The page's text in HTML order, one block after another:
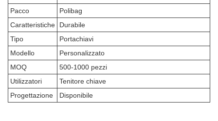
Pacco
Polibag
Caratteristiche
Durabile
Tipo
Portachiavi
Modello
Personalizzato
MOQ
500-1000 pezzi
Utilizzatori
Tenitore chiave
Progettazione
Disponibile